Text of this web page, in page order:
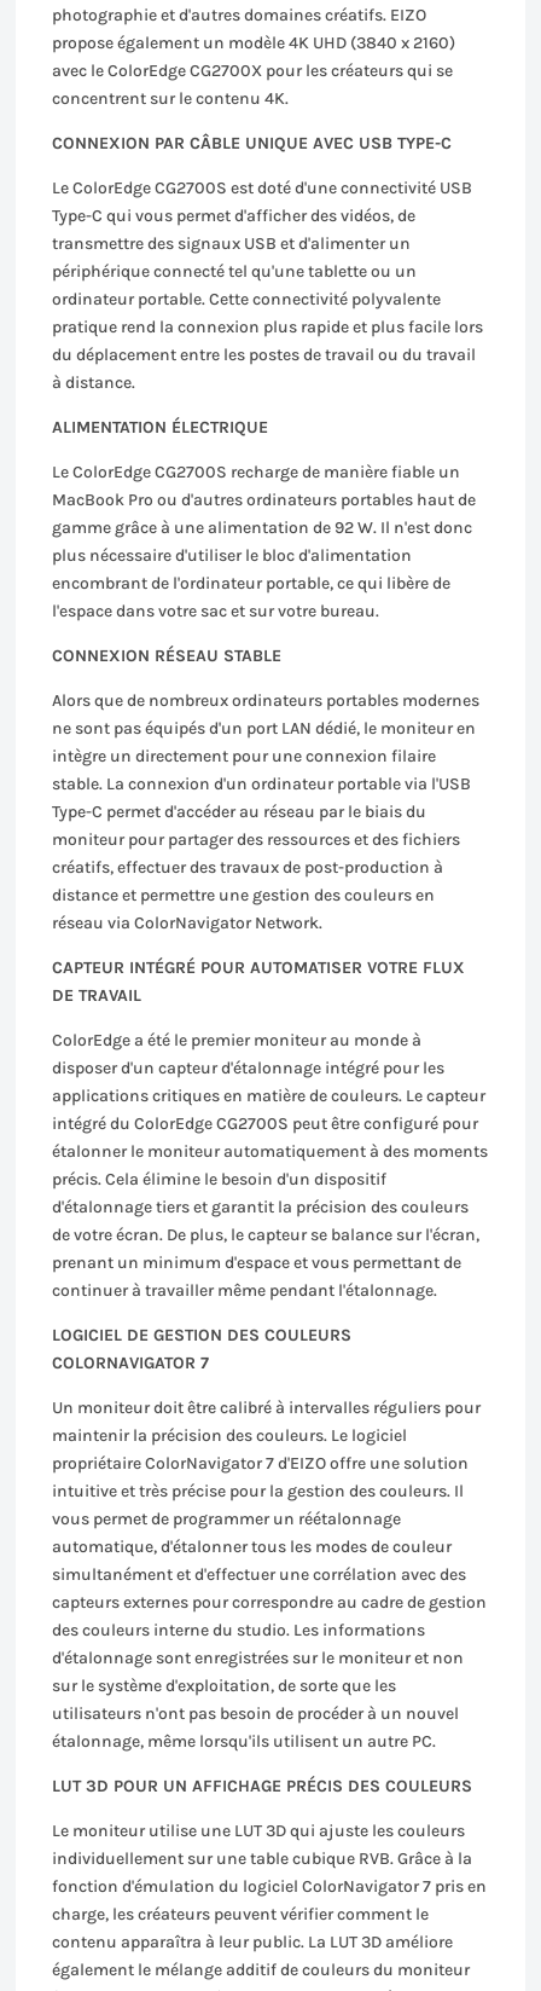
photographie et d'autres domaines créatifs. EIZO
propose également un modèle 4K UHD (3840 x 2160)
avec le ColorEdge CG2700X pour les créateurs qui se
concentrent sur le contenu 4K.
CONNEXION PAR CÂBLE UNIQUE AVEC USB TYPE-C
Le ColorEdge CG2700S est doté d'une connectivité USB
Type-C qui vous permet d'afficher des vidéos, de
transmettre des signaux USB et d'alimenter un
périphérique connecté tel qu'une tablette ou un
ordinateur portable. Cette connectivité polyvalente
pratique rend la connexion plus rapide et plus facile lors
du déplacement entre les postes de travail ou du travail
à distance.
ALIMENTATION ÉLECTRIQUE
Le ColorEdge CG2700S recharge de manière fiable un
MacBook Pro ou d'autres ordinateurs portables haut de
gamme grâce à une alimentation de 92 W. Il n'est donc
plus nécessaire d'utiliser le bloc d'alimentation
encombrant de l'ordinateur portable, ce qui libère de
l'espace dans votre sac et sur votre bureau.
CONNEXION RÉSEAU STABLE
Alors que de nombreux ordinateurs portables modernes
ne sont pas équipés d'un port LAN dédié, le moniteur en
intègre un directement pour une connexion filaire
stable. La connexion d'un ordinateur portable via l'USB
Type-C permet d'accéder au réseau par le biais du
moniteur pour partager des ressources et des fichiers
créatifs, effectuer des travaux de post-production à
distance et permettre une gestion des couleurs en
réseau via ColorNavigator Network.
CAPTEUR INTÉGRÉ POUR AUTOMATISER VOTRE FLUX
DE TRAVAIL
ColorEdge a été le premier moniteur au monde à
disposer d'un capteur d'étalonnage intégré pour les
applications critiques en matière de couleurs. Le capteur
intégré du ColorEdge CG2700S peut être configuré pour
étalonner le moniteur automatiquement à des moments
précis. Cela élimine le besoin d'un dispositif
d'étalonnage tiers et garantit la précision des couleurs
de votre écran. De plus, le capteur se balance sur l'écran,
prenant un minimum d'espace et vous permettant de
continuer à travailler même pendant l'étalonnage.
LOGICIEL DE GESTION DES COULEURS
COLORNAVIGATOR 7
Un moniteur doit être calibré à intervalles réguliers pour
maintenir la précision des couleurs. Le logiciel
propriétaire ColorNavigator 7 d'EIZO offre une solution
intuitive et très précise pour la gestion des couleurs. Il
vous permet de programmer un réétalonnage
automatique, d'étalonner tous les modes de couleur
simultanément et d'effectuer une corrélation avec des
capteurs externes pour correspondre au cadre de gestion
des couleurs interne du studio. Les informations
d'étalonnage sont enregistrées sur le moniteur et non
sur le système d'exploitation, de sorte que les
utilisateurs n'ont pas besoin de procéder à un nouvel
étalonnage, même lorsqu'ils utilisent un autre PC.
LUT 3D POUR UN AFFICHAGE PRÉCIS DES COULEURS
Le moniteur utilise une LUT 3D qui ajuste les couleurs
individuellement sur une table cubique RVB. Grâce à la
fonction d'émulation du logiciel ColorNavigator 7 pris en
charge, les créateurs peuvent vérifier comment le
contenu apparaîtra à leur public. La LUT 3D améliore
également le mélange additif de couleurs du moniteur